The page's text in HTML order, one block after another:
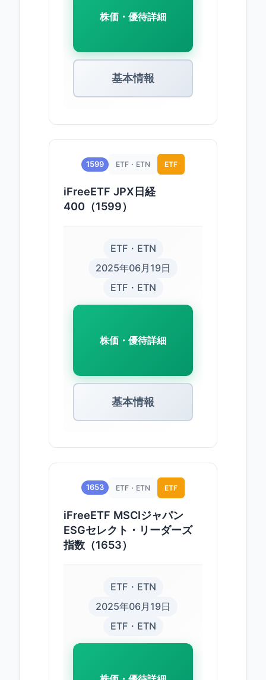
株価・優待詳細
基本情報
1599 ETF・ETN ETF
iFreeETF JPX日経
400（1599）
ETF・ETN
2025年06月19日
ETF・ETN
株価・優待詳細
基本情報
1653 ETF・ETN ETF
iFreeETF MSCIジャパン
ESGセレクト・リーダーズ
指数（1653）
ETF・ETN
2025年06月19日
ETF・ETN